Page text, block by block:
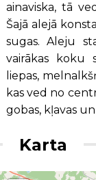
ainaviska, tā
Šajā alejā
sugas. Aleju
vairākas koku
liepas,
kas ved no
gobas, kļavas
Karta